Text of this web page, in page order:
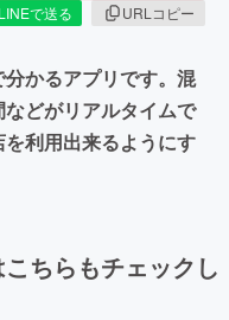
LINEで送る
URLコピー
かるアプリです。混
どがリアルタイムで
利用出来るようにす
ちらもチェックし